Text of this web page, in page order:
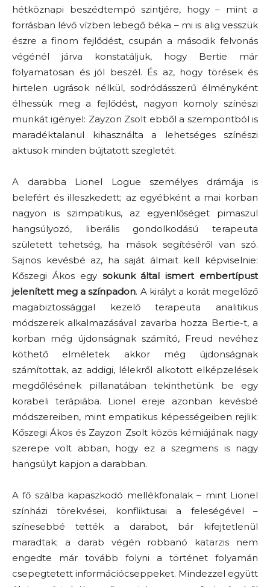
hétköznapi beszédtempó szintjére, hogy – mint a
forrásban lévő vízben lebegő béka – mi is alig vesszük
észre a finom fejlődést, csupán a második felvonás
végénél járva konstatáljuk, hogy Bertie már
folyamatosan és jól beszél. És az, hogy törések és
hirtelen ugrások nélkül, sodródásszerű élményként
élhessük meg a fejlődést, nagyon komoly színészi
munkát igényel: Zayzon Zsolt ebből a szempontból is
maradéktalanul kihasználta a lehetséges színészi
aktusok minden bújtatott szegletét.
A darabba Lionel Logue személyes drámája is
belefért és illeszkedett; az egyébként a mai korban
nagyon is szimpatikus, az egyenlőséget pimaszul
hangsúlyozó, liberális gondolkodású terapeuta
született tehetség, ha mások segítéséről van szó.
Sajnos kevésbé az, ha saját álmait kell képviselnie:
Kőszegi Ákos egy sokunk által ismert embertípust
jelenített meg a színpadon. A királyt a korát megelőző
magabiztossággal kezelő terapeuta analitikus
módszerek alkalmazásával zavarba hozza Bertie-t, a
korban még újdonságnak számító, Freud nevéhez
köthető elméletek akkor még újdonságnak
számítottak, az addigi, lélekről alkotott elképzelések
megdőlésének pillanatában tekinthetünk be egy
korabeli terápiába. Lionel ereje azonban kevésbé
módszereiben, mint empatikus képességeiben rejlik:
Kőszegi Ákos és Zayzon Zsolt közös kémiájának nagy
szerepe volt abban, hogy ez a szegmens is nagy
hangsúlyt kapjon a darabban.
A fő szálba kapaszkodó mellékfonalak – mint Lionel
színházi törekvései, konfliktusai a feleségével –
színesebbé tették a darabot, bár kifejtetlenül
maradtak; a darab végén robbanó katarzis nem
engedte már tovább folyni a történet folyamán
csepegtetett információcseppeket. Mindezzel együtt